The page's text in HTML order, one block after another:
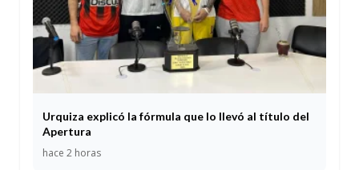
Urquiza explicó la fórmula que lo llevó al título del
Apertura
hace 2 horas